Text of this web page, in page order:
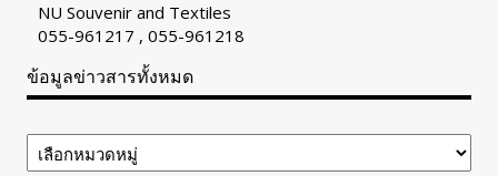
NU Souvenir and Textiles
055-961217 , 055-961218
ข้อมูลข่าวสารทั้งหมด
ข้อมูล
ข่าวสาร